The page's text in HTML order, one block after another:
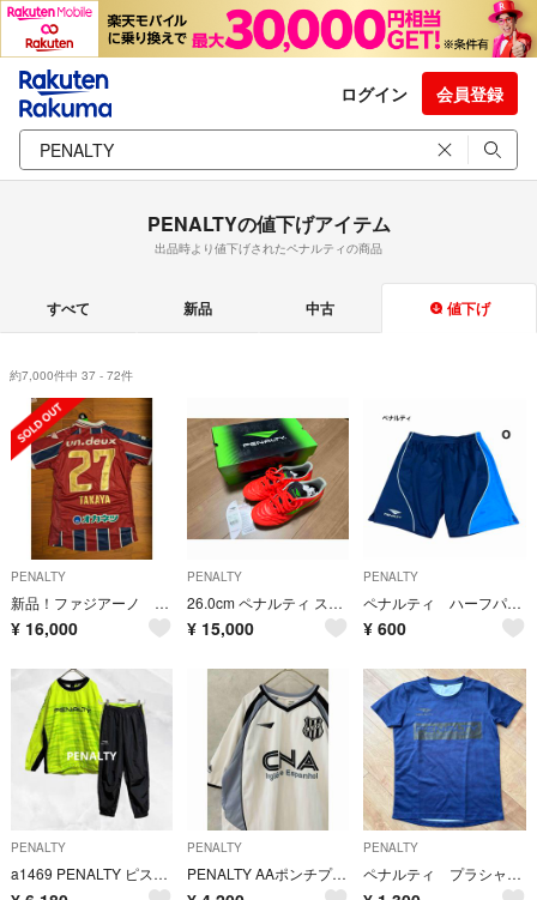
ログイン 会員登録
PENALTYの値下げアイテム
出品時より値下げされたペナルティの商品
すべて 新品 中古 値下げ
約7,000件中 37 - 72件
PENALTY
新品！ファジアーノ 3rdユニフォー厶 木村太哉
¥ 16,000
PENALTY
26.0cm ペナルティ スパイクジョガドールNEO プレミオFO
¥ 15,000
PENALTY
ペナルティ ハーフパンツ O ネイビー×水色
¥ 600
PENALTY
a1469 PENALTY ピステスーツ上下セット Cイエローブラック サッカー
PENALTY
PENALTY AAポンチプレッタ サッカー ユニフォーム ヴィンテージ
PENALTY
ペナルティ プラシャツ 140